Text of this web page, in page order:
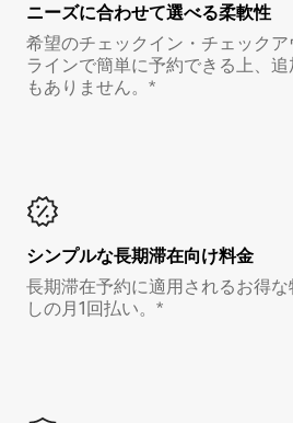
ニーズに合わせて選べる柔軟性
希望のチェックイン・チェック
ラインで簡単に予約できる上、
もありません。*
シンプルな長期滞在向け料金
長期滞在予約に適用されるお得
しの月1回払い。*